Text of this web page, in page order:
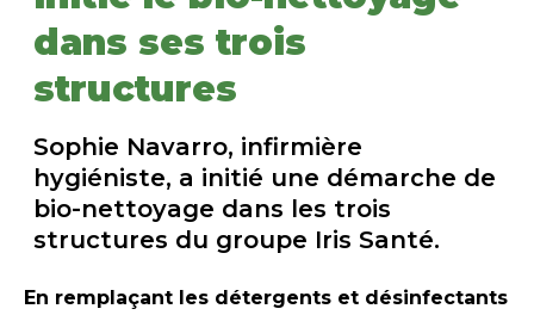
dans ses trois
structures
Sophie Navarro, infirmière
hygiéniste, a initié une démarche de
bio-nettoyage dans les trois
structures du groupe Iris Santé.
En remplaçant les détergents et désinfectants